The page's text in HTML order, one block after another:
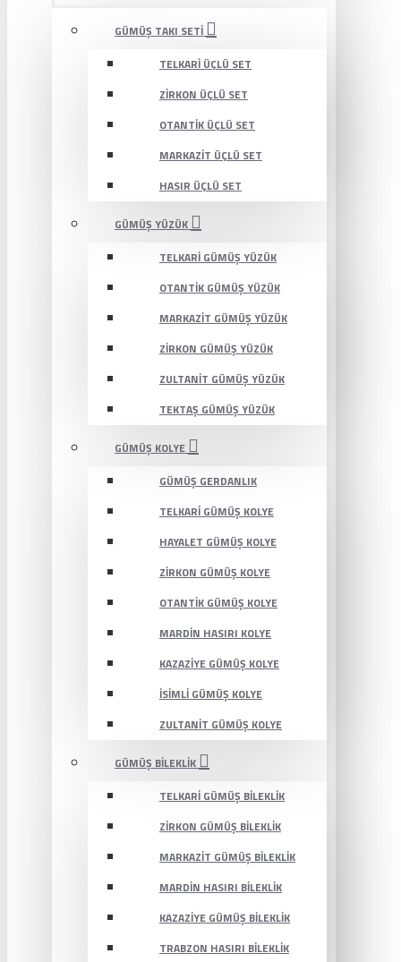
GÜMÜŞ TAKI SETI
TELKARI ÜÇLÜ SET
ZIRKON ÜÇLÜ SET
OTANTIK ÜÇLÜ SET
MARKAZIT ÜÇLÜ SET
HASIR ÜÇLÜ SET
GÜMÜŞ YÜZÜK
TELKARI GÜMÜŞ YÜZÜK
OTANTIK GÜMÜŞ YÜZÜK
MARKAZIT GÜMÜŞ YÜZÜK
ZIRKON GÜMÜŞ YÜZÜK
ZULTANIT GÜMÜŞ YÜZÜK
TEKTAŞ GÜMÜŞ YÜZÜK
GÜMÜŞ KOLYE
GÜMÜŞ GERDANLIK
TELKARI GÜMÜŞ KOLYE
HAYALET GÜMÜŞ KOLYE
ZIRKON GÜMÜŞ KOLYE
OTANTIK GÜMÜŞ KOLYE
MARDIN HASIRI KOLYE
KAZAZIYE GÜMÜŞ KOLYE
İSIMLI GÜMÜŞ KOLYE
ZULTANIT GÜMÜŞ KOLYE
GÜMÜŞ BILEKLIK
TELKARI GÜMÜŞ BILEKLIK
ZIRKON GÜMÜŞ BILEKLIK
MARKAZIT GÜMÜŞ BILEKLIK
MARDIN HASIRI BILEKLIK
KAZAZIYE GÜMÜŞ BILEKLIK
TRABZON HASIRI BILEKLIK